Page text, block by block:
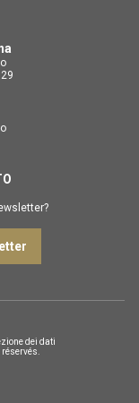
dei dati